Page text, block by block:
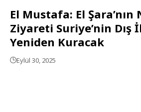
El Mustafa: El Şara’nın
Ziyareti Suriye’nin
Yeniden Kuracak
Eylül 30, 2025